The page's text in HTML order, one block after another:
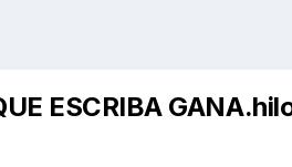
ESCRIBA